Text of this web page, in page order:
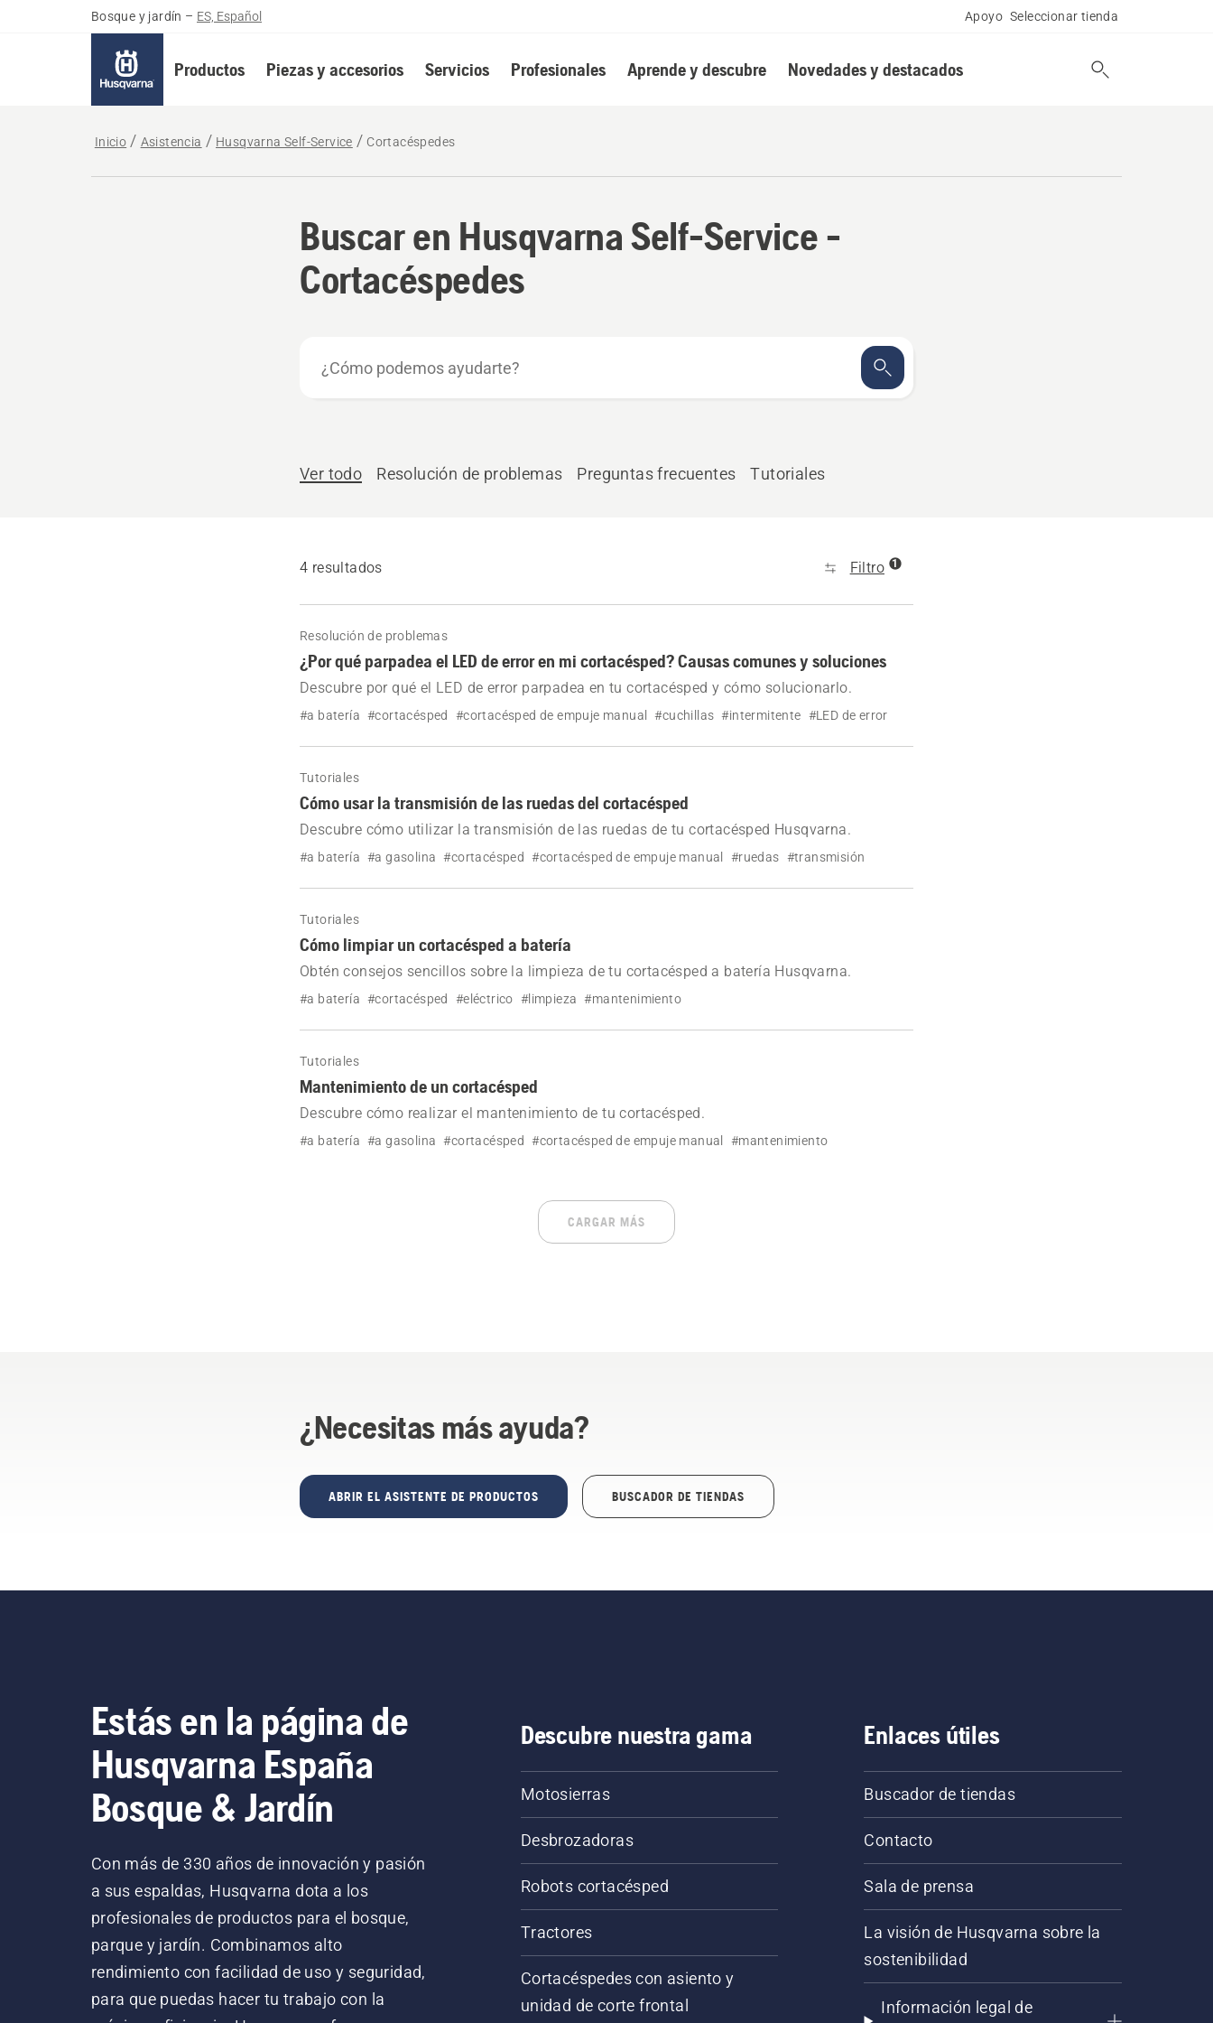
Bosque y jardín – ES, Español Apoyo Seleccionar tienda
Productos Piezas y accesorios Servicios Profesionales Aprende y descubre Novedades y destacados
Inicio Asistencia Husqvarna Self-Service Cortacéspedes
Buscar en Husqvarna Self-Service -
Cortacéspedes
podemos
Ver todo Resolución de problemas Preguntas frecuentes Tutoriales
4 resultados Filtro 1
Resolución de problemas
¿Por qué parpadea el LED de error en mi cortacésped? Causas comunes y soluciones
Descubre por qué el LED de error parpadea en tu cortacésped y cómo solucionarlo.
#a batería #cortacésped #cortacésped de empuje manual #cuchillas #intermitente #LED de error
Tutoriales
Cómo usar la transmisión de las ruedas del cortacésped
Descubre cómo utilizar la transmisión de las ruedas de tu cortacésped Husqvarna.
#a batería #a gasolina #cortacésped #cortacésped de empuje manual #ruedas #transmisión
Tutoriales
Cómo limpiar un cortacésped a batería
Obtén consejos sencillos sobre la limpieza de tu cortacésped a batería Husqvarna.
#a batería #cortacésped #eléctrico #limpieza #mantenimiento
Tutoriales
Mantenimiento de un cortacésped
Descubre cómo realizar el mantenimiento de tu cortacésped.
#a batería #a gasolina #cortacésped #cortacésped de empuje manual #mantenimiento
CARGAR MÁS
¿Necesitas más ayuda?
ABRIR EL ASISTENTE DE PRODUCTOS BUSCADOR DE TIENDAS
Estás en la página de
Husqvarna España
Bosque & Jardín
Con más de 330 años de innovación y pasión
a sus espaldas, Husqvarna dota a los
profesionales de productos para el bosque,
parque y jardín. Combinamos alto
rendimiento con facilidad de uso y seguridad,
para que puedas hacer tu trabajo con la
Descubre nuestra gama
Motosierras
Desbrozadoras
Robots cortacésped
Tractores
Cortacéspedes con asiento y
unidad de corte frontal
Enlaces útiles
Buscador de tiendas
Contacto
Sala de prensa
La visión de Husqvarna sobre la
sostenibilidad
Información legal de